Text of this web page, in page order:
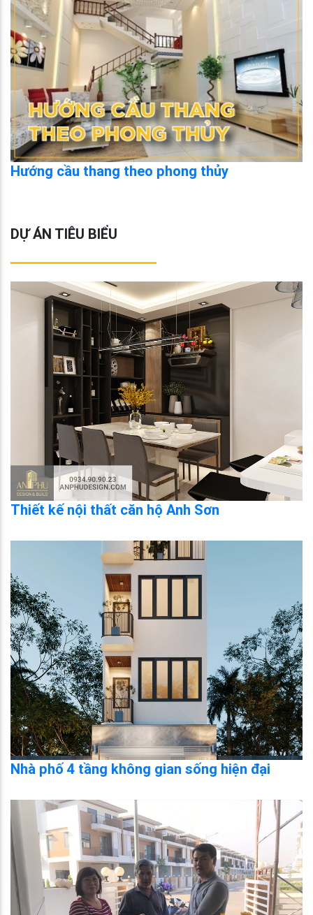
Hướng cầu thang theo phong thủy
DỰ ÁN TIÊU BIỂU
Thiết kế nội thất căn hộ Anh Sơn
Nhà phố 4 tầng không gian sống hiện đại